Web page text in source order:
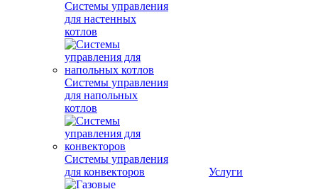
Системы управления
для настенных
котлов
Системы управления
для напольных
котлов
Системы управления
для конвекторов
Услуги